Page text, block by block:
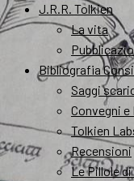
J.R.R. Tolkien
La vita
Bibliografia
Saggi
Convegni
Tolkien
Recensioni
Le Pillole